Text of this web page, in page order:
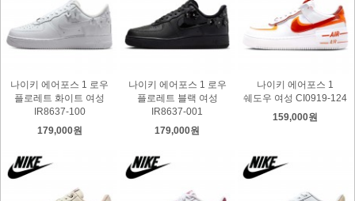
나이키 에어포스 1 로우
플로레트 화이트 여성
IR8637-100
179,000원
나이키 에어포스 1 로우
플로레트 블랙 여성
IR8637-001
179,000원
나이키 에어포스 1
쉐도우 여성 CI0919-124
159,000원